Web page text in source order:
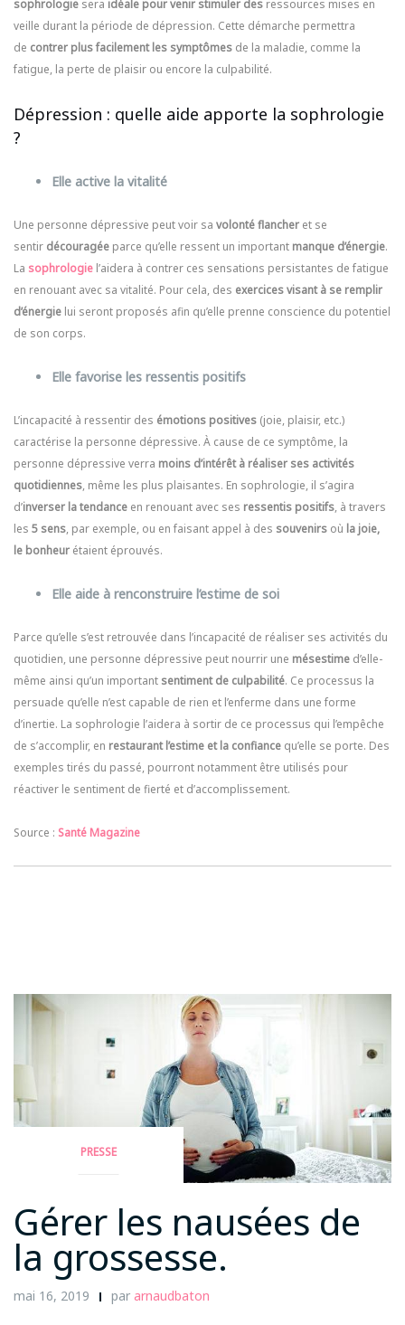
sophrologie sera idéale pour venir stimuler des ressources mises en
veille durant la période de dépression. Cette démarche permettra
de contrer plus facilement les symptômes de la maladie, comme la
fatigue, la perte de plaisir ou encore la culpabilité.
Dépression : quelle aide apporte la sophrologie
?
Elle active la vitalité
Une personne dépressive peut voir sa volonté flancher et se
sentir découragée parce qu’elle ressent un important manque d’énergie.
La sophrologie l’aidera à contrer ces sensations persistantes de fatigue
en renouant avec sa vitalité. Pour cela, des exercices visant à se remplir
d’énergie lui seront proposés afin qu’elle prenne conscience du potentiel
de son corps.
Elle favorise les ressentis positifs
L’incapacité à ressentir des émotions positives (joie, plaisir, etc.)
caractérise la personne dépressive. À cause de ce symptôme, la
personne dépressive verra moins d’intérêt à réaliser ses activités
quotidiennes, même les plus plaisantes. En sophrologie, il s’agira
d’inverser la tendance en renouant avec ses ressentis positifs, à travers
les 5 sens, par exemple, ou en faisant appel à des souvenirs où la joie,
le bonheur étaient éprouvés.
Elle aide à renconstruire l’estime de soi
Parce qu’elle s’est retrouvée dans l’incapacité de réaliser ses activités du
quotidien, une personne dépressive peut nourrir une mésestime d’elle-
même ainsi qu’un important sentiment de culpabilité. Ce processus la
persuade qu’elle n’est capable de rien et l’enferme dans une forme
d’inertie. La sophrologie l’aidera à sortir de ce processus qui l’empêche
de s’accomplir, en restaurant l’estime et la confiance qu’elle se porte. Des
exemples tirés du passé, pourront notamment être utilisés pour
réactiver le sentiment de fierté et d’accomplissement.
Source : Santé Magazine
PRESSE
Gérer les nausées de
la grossesse.
mai 16, 2019 par arnaudbaton